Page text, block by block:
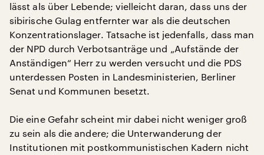
lässt als über Lebende; vielleicht daran, dass uns der
sibirische Gulag entfernter war als die deutschen
Konzentrationslager. Tatsache ist jedenfalls, dass man
der NPD durch Verbotsanträge und „Aufstände der
Anständigen“ Herr zu werden versucht und die PDS
unterdessen Posten in Landesministerien, Berliner
Senat und Kommunen besetzt.
Die eine Gefahr scheint mir dabei nicht weniger groß
zu sein als die andere; die Unterwanderung der
Institutionen mit postkommunistischen Kadern nicht